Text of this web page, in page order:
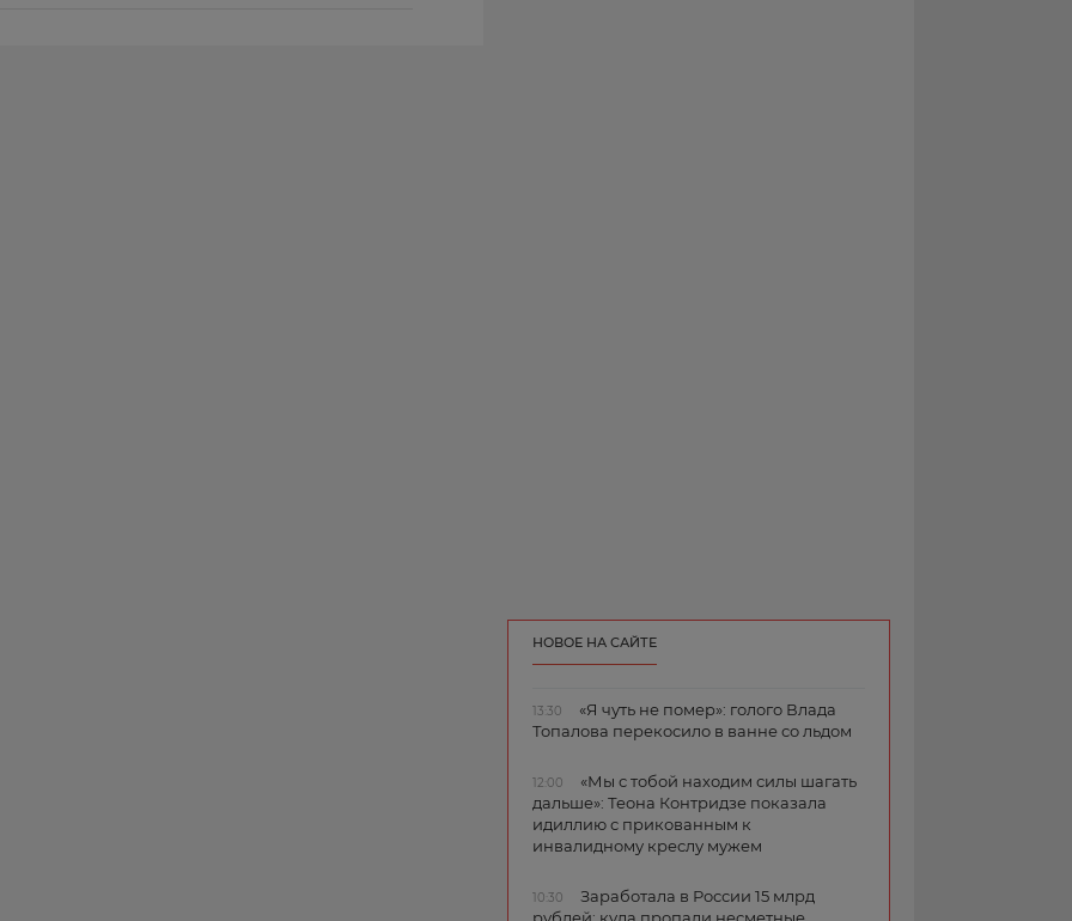
НОВОЕ НА САЙТЕ
13:30
«Я чуть не помер»: голого Влада
Топалова перекосило в ванне со льдом
12:00
«Мы с тобой находим силы шагать
дальше»: Теона Контридзе показала
идиллию с прикованным к
инвалидному креслу мужем
10:30
Заработала в России 15 млрд